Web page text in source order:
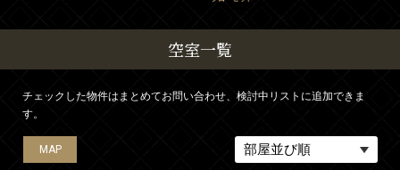
空室一覧
チェックした物件はまとめてお問い合わせ、検討中リストに追加できま
す。
MAP
MAP
MAP
MAP
MAP